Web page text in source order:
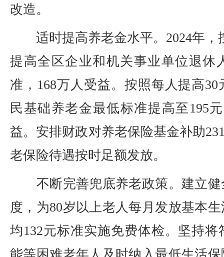
改造。
适时提高养老金水平。2024年，
提高全区企业和机关事业单位退休
准，168万人受益。按照每人提高
民基础养老金最低标准提高至195
益。安排财政对养老保险基金补助
老保险待遇按时足额发放。
不断完善兜底养老政策。建立健
度，为80岁以上老人每月发放基本
均132元标准实施免费体检。坚持